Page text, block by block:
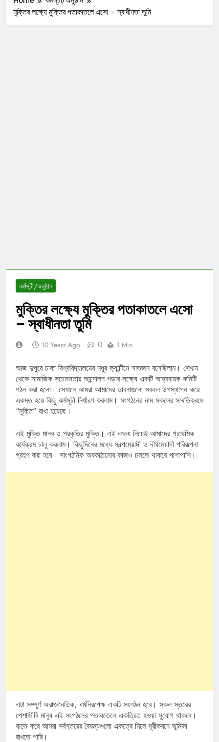
মুক্তির লক্ষ্যে মুক্তির পতাকাতলে এসো – স্বাধীনতা তুমি
কর্মসূচী/অনুষ্ঠান
মুক্তির লক্ষ্যে মুক্তির পতাকাতলে এসো
– স্বাধীনতা তুমি
10 Years Ago 0 1 Min
আজ দুপুরে ঢাকা বিশ্ববিদ্যালয়ের মধুর ক্যান্টিনে সাতজন বসেছিলাম। সেখান
থেকে সামাজিক সচেতনতার আন্দোলন গড়ার লক্ষ্যে একটি আহ্ববায়ক কমিটি
গঠন করা হলো। সেখানে আমরা আমাদের ভাবনাগুলো সকলে উপস্থাপন করে
একমত হয়ে কিছু কর্মসূচী নির্ধারণ করলাম। সংগঠনের নাম সকলের সম্মতিক্রমে
“মুক্তি” রাখা হয়েছে।
এই মুক্তি মানব ও প্রকৃতির মুক্তি। এই লক্ষ্য নিয়েই আমাদের প্রাথমিক
কার্যক্রম চালু করলাম। কিছুদিনের মধ্যে স্বল্পমেয়াদী ওদীর্ঘমেয়াদী পরিকল্পনা
গ্রহণ করা হবে। সাংগঠনিক অবকাঠামোর কাজও চলতে থাকবে পাশাপাশি।
এটা সম্পূর্ণ অরাজনৈতিক, ধর্মনিরপেক্ষ একটি সংগঠন হবে। সকল স্তরের
পেশাজীবি মানুষ এই সংগঠনের পতাকাতলে একত্রিত হওয়া সুযোগ থাকবে।
যাতে করে আমরা সর্বস্তরের বৈষম্যগুলো একত্রে মিলে দূরীকরনে ভূমিকা
রাখতে পারি।